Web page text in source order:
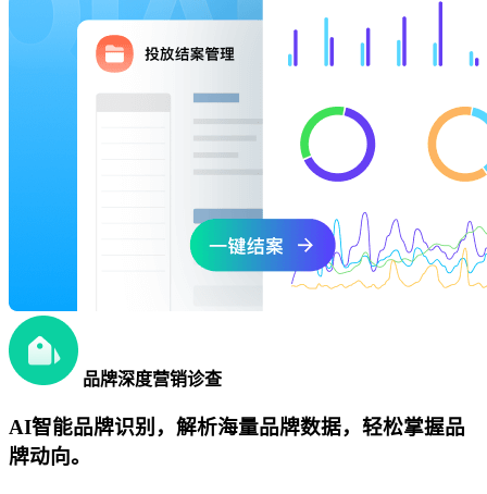
品牌深度营销诊查
AI智能品牌识别，解析海量品牌数据，轻松掌握品
牌动向。